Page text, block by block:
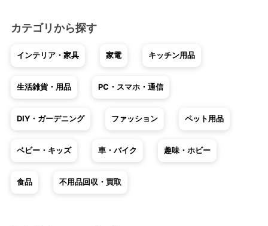
カテゴリから探す
インテリア・家具 家電 キッチン用品
生活雑貨・用品 PC・スマホ・通信
DIY・ガーデニング ファッション ペット用品
ベビー・キッズ 車・バイク 趣味・ホビー
食品 不用品回収・買取